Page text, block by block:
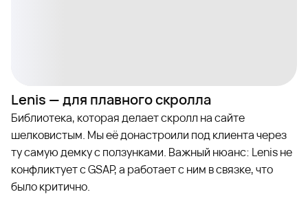
Lenis — для плавного скролла
Библиотека, которая делает скролл на сайте
шелковистым. Мы её донастроили под клиента через
ту самую демку с ползунками. Важный нюанс: Lenis не
конфликтует с GSAP, а работает с ним в связке, что
было критично.